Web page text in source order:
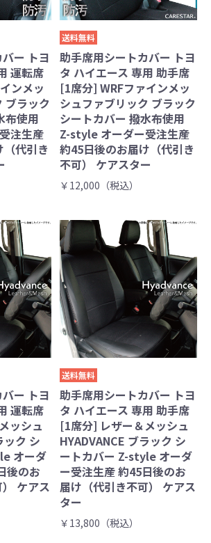
ー トヨ
運転席
ンメッ
ブラック
布使用
注生産
代引き
送料無料
助手席用シートカバー トヨ
タ ハイエース 専用 助手席
[1席分] WRFファインメッ
シュファブリック ブラック
シートカバー 撥水布使用
Z-style オーダー受注生産
約45日後のお届け（代引き
不可） ケアスター
￥12,000（税込）
ー トヨ
運転席
ッシュ
ック シ
オーダ
後のお
ケアス
送料無料
助手席用シートカバー トヨ
タ ハイエース 専用 助手席
[1席分] レザー＆メッシュ
HYADVANCE ブラック シ
ートカバー Z-style オーダ
ー受注生産 約45日後のお
届け（代引き不可） ケアス
ター
￥13,800（税込）